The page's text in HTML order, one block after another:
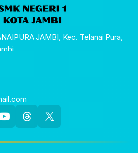
JAMBI, Kec. Telanai Pura,